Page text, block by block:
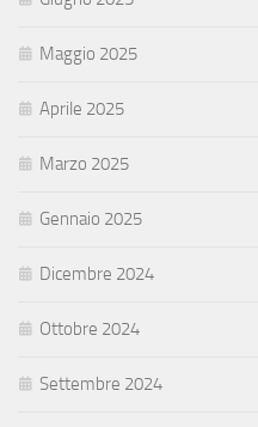
Maggio 2025
Aprile 2025
Marzo 2025
Gennaio 2025
Dicembre 2024
Ottobre 2024
Settembre 2024